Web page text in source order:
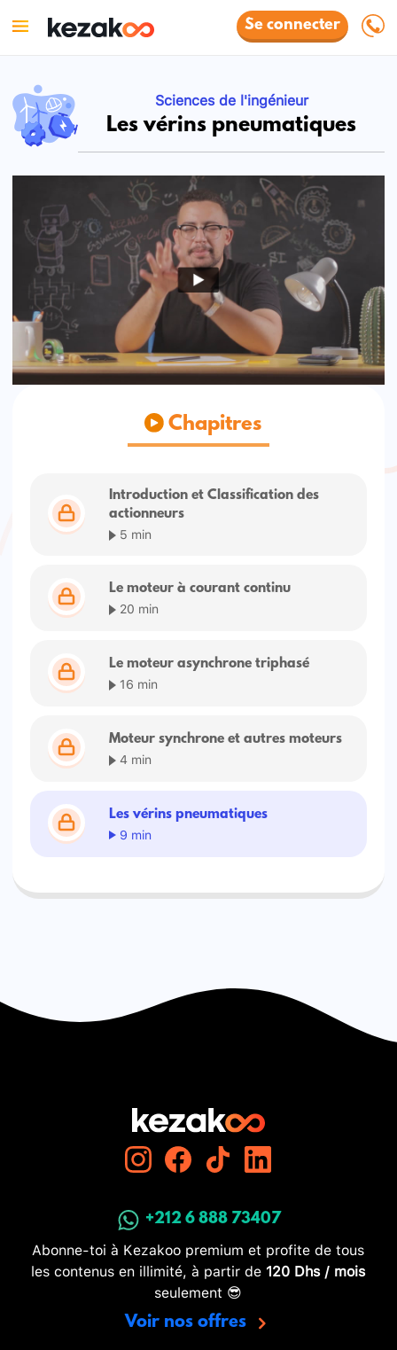
Se connecter
Sciences de l'ingénieur
Les vérins pneumatiques
Chapitres
Introduction et Classification des
actionneurs
5 min
Le moteur à courant continu
20 min
Le moteur asynchrone triphasé
16 min
Moteur synchrone et autres moteurs
4 min
Les vérins pneumatiques
9 min
+212 6 888 73407
Abonne-toi à Kezakoo premium et profite de tous
les contenus en illimité, à partir de 120 Dhs / mois
seulement 😎
Voir nos offres